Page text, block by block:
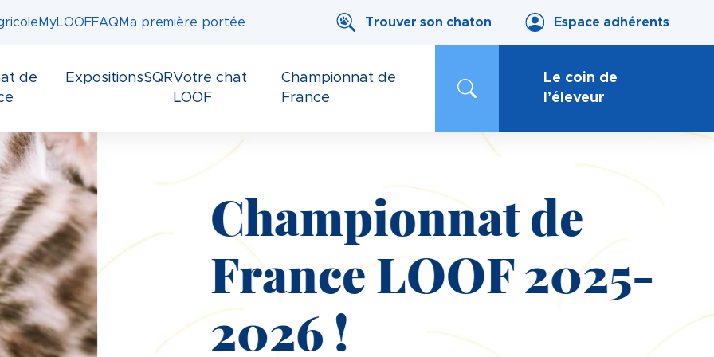
MyLOOFFAQ Ma première portée Trouver son chaton Espace adhérents
de
ExpositionsSQRVotre chat
LOOF
Championnat de
France
Le coin de
l’éleveur
de
2025-